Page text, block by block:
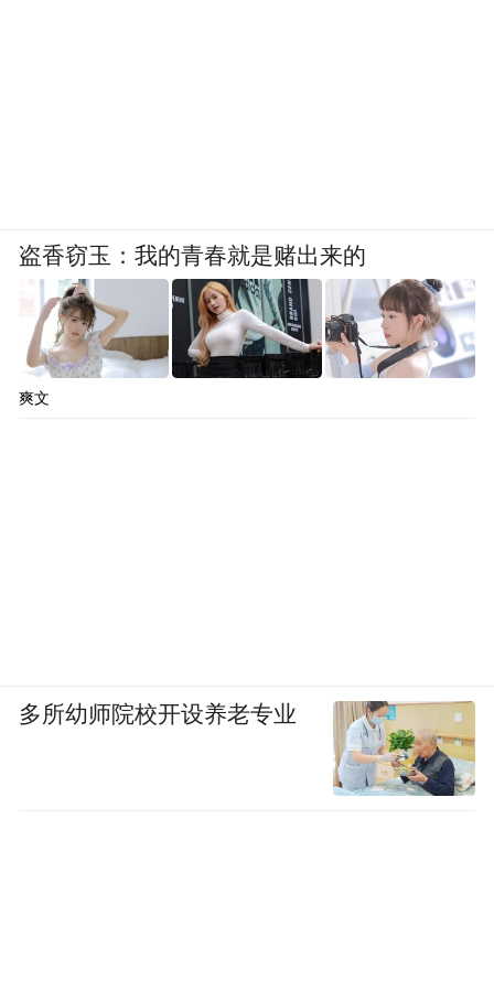
盗香窃玉：我的青春就是赌出来的
爽文
多所幼师院校开设养老专业